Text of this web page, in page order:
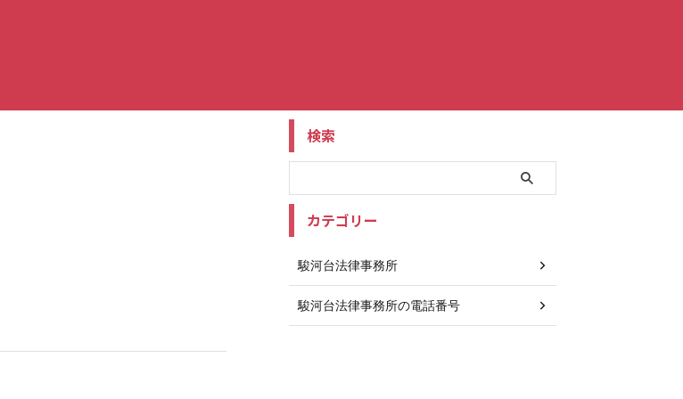
検索
カテゴリー
駿河台法律事務所
駿河台法律事務所の電話番号